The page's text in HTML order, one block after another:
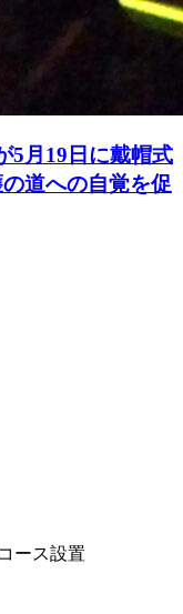
月19日に戴帽式
道への自覚を促
ース設置